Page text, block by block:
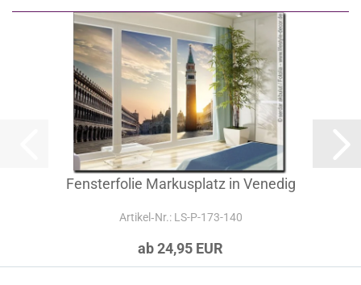
Fensterfolie Markusplatz in Venedig
Artikel‑Nr.: LS-P-173-140
ab 24,95 EUR